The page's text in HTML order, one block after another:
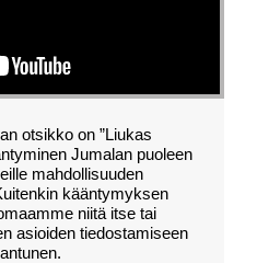
otsikko on ”Liukas
Jumalan puoleen
mahdollisuuden
kääntymyksen
niitä itse tai
asioiden tiedostamiseen